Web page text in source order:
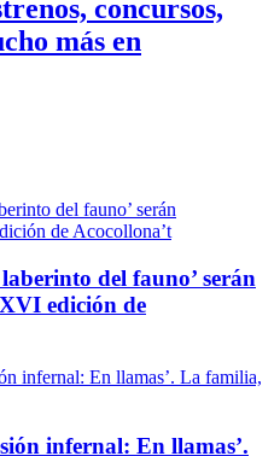
concursos,
más en
laberinto del fauno’ serán
edición de
infernal: En llamas’.